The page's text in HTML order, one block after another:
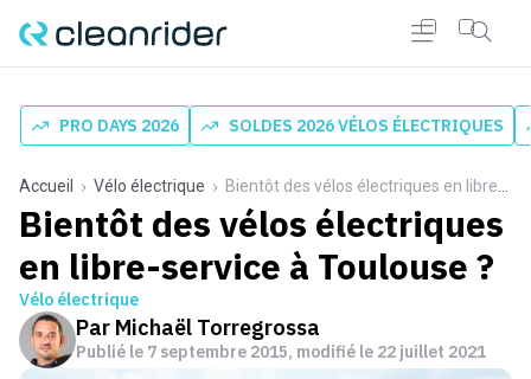
PRO DAYS 2026 SOLDES 2026 VÉLOS ÉLECTRIQUES
Accueil Vélo électrique Bientôt des vélos électriques en libre-service à Toulouse ?
Bientôt des vélos électriques
en libre-service à Toulouse ?
Vélo électrique
Par Michaël Torregrossa
Publié le 7 septembre 2015, modifié le 22 juillet 2021